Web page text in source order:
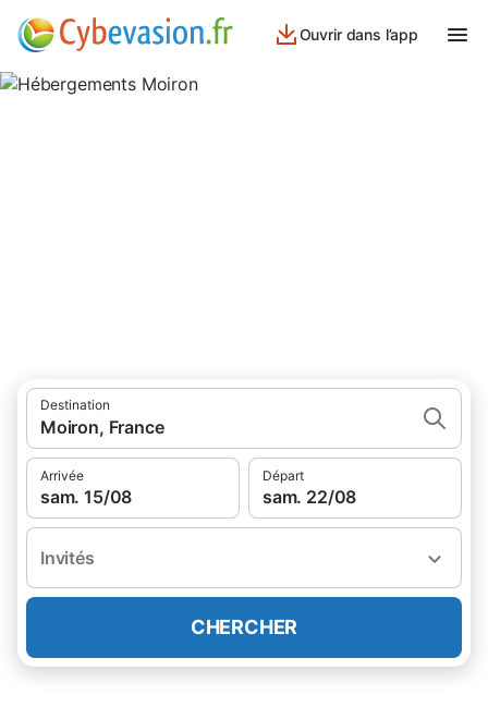
Ouvrir dans l’app
Destination
Moiron, France
Arrivée
sam. 15/08
Départ
sam. 22/08
Invités
CHERCHER